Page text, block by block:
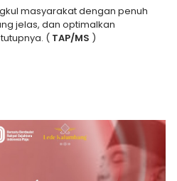
masyarakat dengan penuh
jelas, dan optimalkan
( TAP/MS )